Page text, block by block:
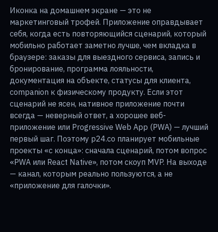
Иконка на домашнем экране — это не
маркетинговый трофей. Приложение оправдывает
себя, когда есть повторяющийся сценарий, который
мобильно работает заметно лучше, чем вкладка в
браузере: заказы для выездного сервиса, запись и
бронирование, программа лояльности,
документация на объекте, статусы для клиента,
companion к физическому продукту. Если этот
сценарий не ясен, нативное приложение почти
всегда — неверный ответ, а хорошее веб-
приложение или Progressive Web App (PWA) — лучший
первый шаг. Поэтому p24.co планирует мобильные
проекты «с конца»: сначала сценарий, потом вопрос
«PWA или React Native», потом скоуп MVP. На выходе
— канал, которым реально пользуются, а не
«приложение для галочки».